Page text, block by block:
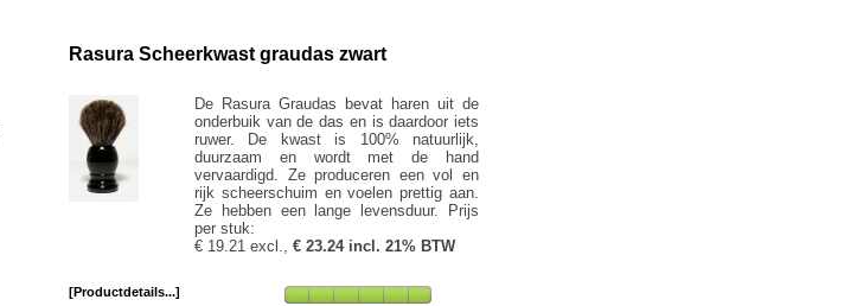
Rasura Scheerkwast graudas zwart
De Rasura Graudas bevat haren uit de
onderbuik van de das en is daardoor iets
ruwer. De kwast is 100% natuurlijk,
duurzaam en wordt met de hand
vervaardigd. Ze produceren een vol en
rijk scheerschuim en voelen prettig aan.
Ze hebben een lange levensduur. Prijs
per stuk:
€ 19.21 excl., € 23.24 incl. 21% BTW
[Productdetails...]